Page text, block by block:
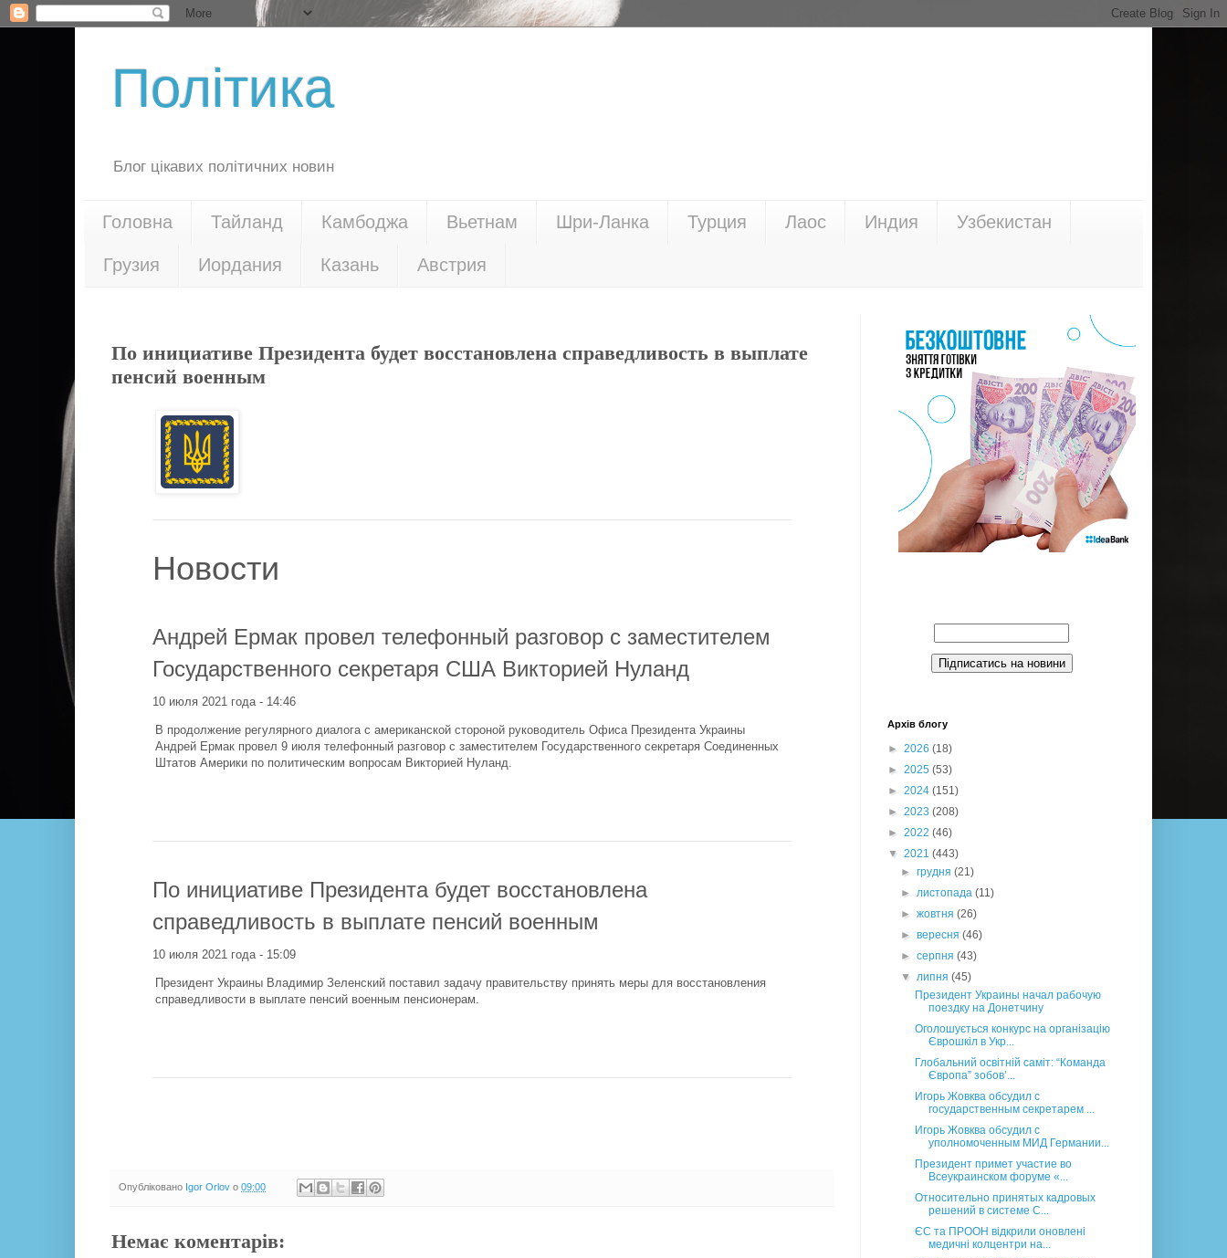
Політика
Блог цікавих політичних новин
Головна Тайланд Камбоджа Вьетнам Шри-Ланка Турция Лаос Индия Узбекистан
Грузия Иордания Казань Австрия
По инициативе Президента будет восстановлена справедливость в выплате
пенсий военным
Новости
Андрей Ермак провел телефонный разговор с заместителем
Государственного секретаря США Викторией Нуланд
10 июля 2021 года - 14:46
В продолжение регулярного диалога с американской стороной руководитель Офиса Президента Украины
Андрей Ермак провел 9 июля телефонный разговор с заместителем Государственного секретаря Соединенных
Штатов Америки по политическим вопросам Викторией Нуланд.
По инициативе Президента будет восстановлена
справедливость в выплате пенсий военным
10 июля 2021 года - 15:09
Президент Украины Владимир Зеленский поставил задачу правительству принять меры для восстановления
справедливости в выплате пенсий военным пенсионерам.
Опубліковано Igor Orlov о 09:00
Немає коментарів:
Архів блогу
► 2026 (18)
► 2025 (53)
► 2024 (151)
► 2023 (208)
► 2022 (46)
▼ 2021 (443)
►грудня(21)
►листопада(11)
►жовтня(26)
►вересня(46)
►серпня(43)
▼липня(45)
Президент Украины начал рабочую
поездку на Донетчину
Оголошується конкурс на організацію
Єврошкіл в Укр...
Глобальний освітній саміт: “Команда
Європа” зобов’...
Игорь Жовква обсудил с
государственным секретарем ...
Игорь Жовква обсудил с
уполномоченным МИД Германии...
Президент примет участие во
Всеукраинском форуме «...
Относительно принятых кадровых
решений в системе С...
ЄС та ПРООН відкрили оновлені
медичні колцентри на...